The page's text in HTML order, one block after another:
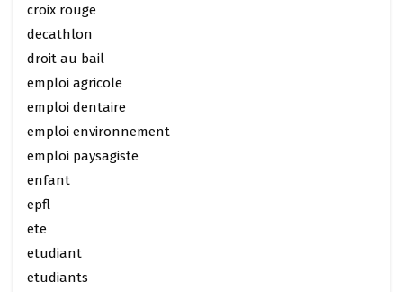
croix rouge
decathlon
droit au bail
emploi agricole
emploi dentaire
emploi environnement
emploi paysagiste
enfant
epfl
ete
etudiant
etudiants